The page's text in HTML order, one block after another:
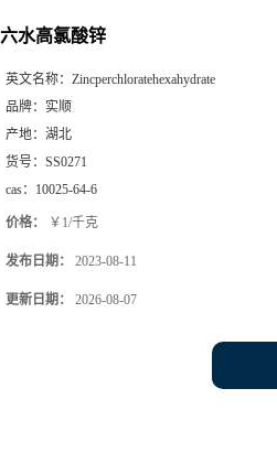
六水高氯酸锌
英文名称： Zincperchloratehexahydrate
品牌： 实顺
产地： 湖北
货号： SS0271
cas： 10025-64-6
价格： ￥1/千克
发布日期： 2023-08-11
更新日期： 2026-08-07